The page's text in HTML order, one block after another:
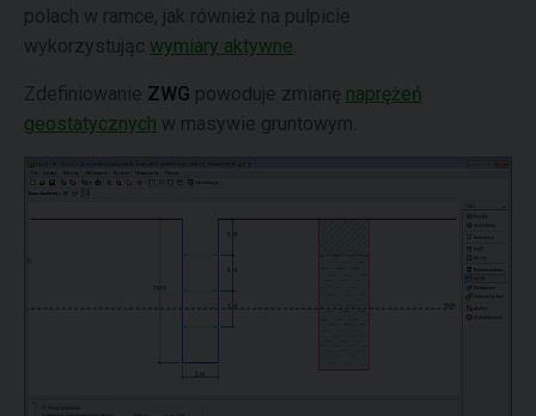
polach w ramce, jak również na pulpicie
wykorzystując wymiary aktywne
Zdefiniowanie ZWG powoduje zmianę naprężeń
geostatycznych w masywie gruntowym.